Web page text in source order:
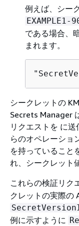
例えば、シー
である場合、
まれます。
シークレットの
Secrets Manager
リクエストを に
らのオペレーショ
を持っていること
れ、シークレット
これらの検証リク
クレットの実際の
例に示すように